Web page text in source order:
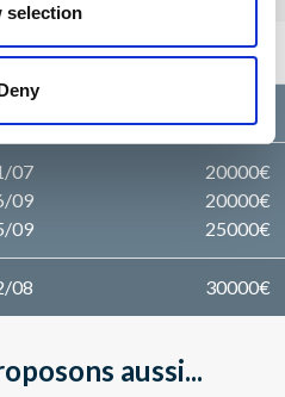
selection
07
09
09
20000€
20000€
25000€
08 30000€
aussi...